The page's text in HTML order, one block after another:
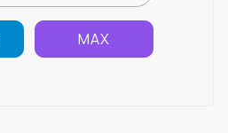
MAX